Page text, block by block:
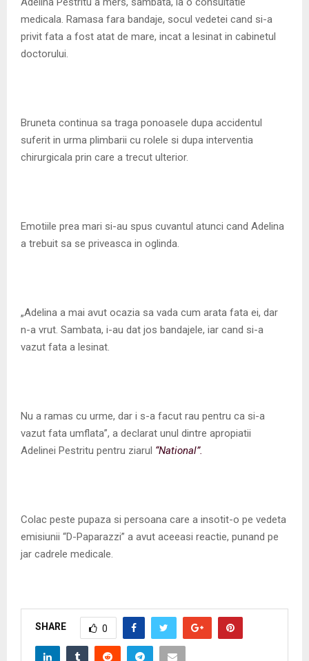
E
medicala. Ramasa fara bandaje, socul vedetei cand si-a
privit fata a fost atat de mare, incat a lesinat in cabinetul
doctorului.
Bruneta continua sa traga ponoasele dupa accidentul
suferit in urma plimbarii cu rolele si dupa interventia
chirurgicala prin care a trecut ulterior.
Emotiile prea mari si-au spus cuvantul atunci cand Adelina
a trebuit sa se priveasca in oglinda.
„Adelina a mai avut ocazia sa vada cum arata fata ei, dar
n-a vrut. Sambata, i-au dat jos bandajele, iar cand si-a
vazut fata a lesinat.
Nu a ramas cu urme, dar i s-a facut rau pentru ca si-a
vazut fata umflata”, a declarat unul dintre apropiatii
Adelinei Pestritu pentru ziarul “National”.
Colac peste pupaza si persoana care a insotit-o pe vedeta
emisiunii “D-Paparazzi” a avut aceeasi reactie, punand pe
jar cadrele medicale.
SHARE 0